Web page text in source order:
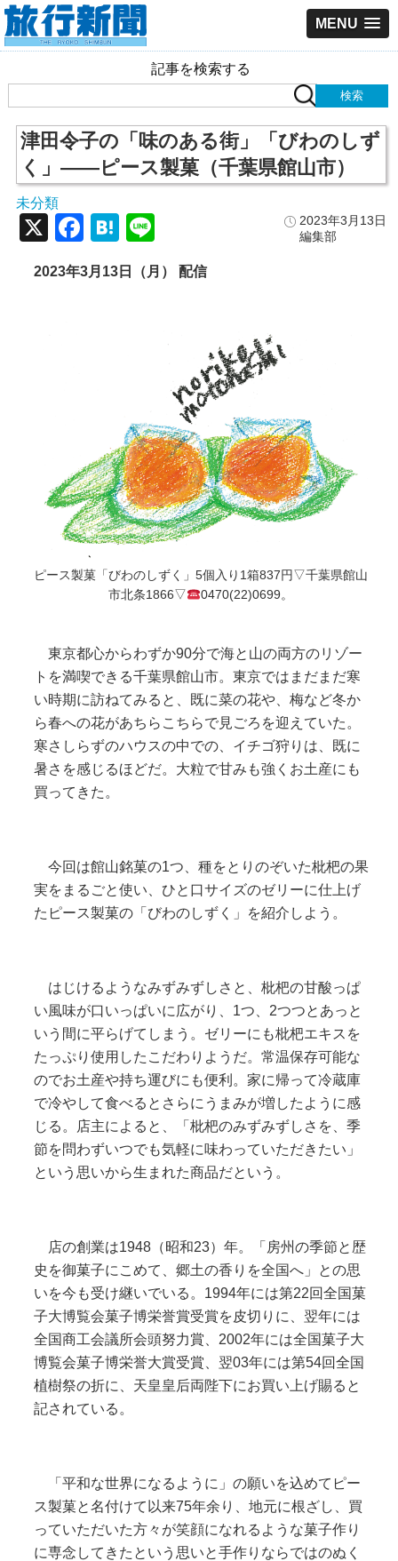
MENU
記事を検索する
津田令子の「味のある街」「びわのしず
く」――ピース製菓（千葉県館山市）
未分類
2023年3月13日
編集部
X Facebook
Hatena
2023年3月13日（月） 配信
ピース製菓「びわのしずく」5個入り1箱837円▽千葉県館山
市北条1866▽
0470(22)0699。
東京都心からわずか90分で海と山の両方のリゾー
トを満喫できる千葉県館山市。東京ではまだまだ寒
い時期に訪ねてみると、既に菜の花や、梅など冬か
ら春への花があちらこちらで見ごろを迎えていた。
寒さしらずのハウスの中での、イチゴ狩りは、既に
暑さを感じるほどだ。大粒で甘みも強くお土産にも
買ってきた。
今回は館山銘菓の1つ、種をとりのぞいた枇杷の果
実をまるごと使い、ひと口サイズのゼリーに仕上げ
たピース製菓の「びわのしずく」を紹介しよう。
はじけるようなみずみずしさと、枇杷の甘酸っぱ
い風味が口いっぱいに広がり、1つ、2つつとあっと
いう間に平らげてしまう。ゼリーにも枇杷エキスを
たっぷり使用したこだわりようだ。常温保存可能な
のでお土産や持ち運びにも便利。家に帰って冷蔵庫
で冷やして食べるとさらにうまみが増したように感
じる。店主によると、「枇杷のみずみずしさを、季
節を問わずいつでも気軽に味わっていただきたい」
という思いから生まれた商品だという。
店の創業は1948（昭和23）年。「房州の季節と歴
史を御菓子にこめて、郷土の香りを全国へ」との思
いを今も受け継いでいる。1994年には第22回全国菓
子大博覧会菓子博栄誉賞受賞を皮切りに、翌年には
全国商工会議所会頭努力賞、2002年には全国菓子大
博覧会菓子博栄誉大賞受賞、翌03年には第54回全国
植樹祭の折に、天皇皇后両陛下にお買い上げ賜ると
記されている。
「平和な世界になるように」の願いを込めてピー
ス製菓と名付けて以来75年余り、地元に根ざし、買
っていただいた方々が笑顔になれるような菓子作り
に専念してきたという思いと手作りならではのぬく